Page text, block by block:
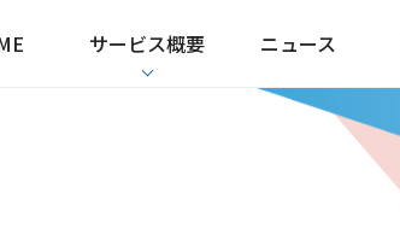
サービス概要 ニュース